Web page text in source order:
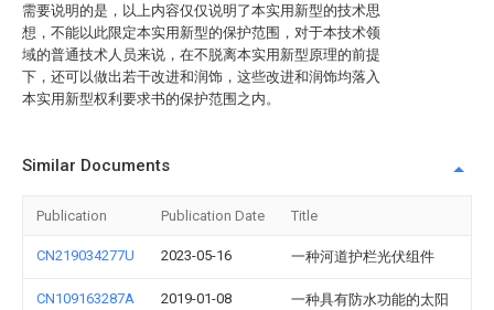
需要说明的是，以上内容仅仅说明了本实用新型的技术思
想，不能以此限定本实用新型的保护范围，对于本技术领
域的普通技术人员来说，在不脱离本实用新型原理的前提
下，还可以做出若干改进和润饰，这些改进和润饰均落入
本实用新型权利要求书的保护范围之内。
Similar Documents
Publication Publication Date Title
CN219034277U 2023-05-16 一种河道护栏光伏组件
CN109163287A 2019-01-08
一种具有防水功能的太阳